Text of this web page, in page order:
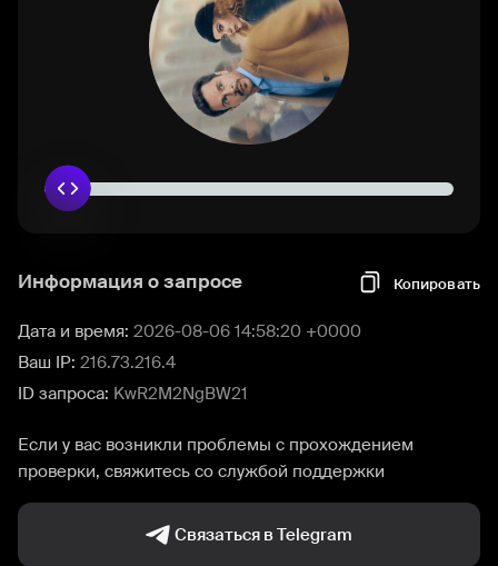
Информация о запросе Копировать
Дата и время: 2026-08-06 14:58:20 +0000
Ваш IP: 216.73.216.4
ID запроса: KwR2M2NgBW21
Если у вас возникли проблемы с прохождением
проверки, свяжитесь со службой поддержки
Связаться в Telegram